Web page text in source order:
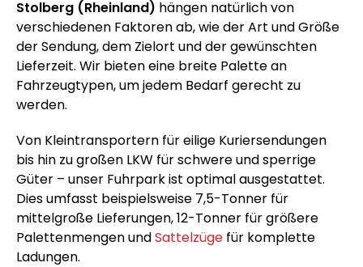
Stolberg (Rheinland) hängen natürlich von
verschiedenen Faktoren ab, wie der Art und Größe
der Sendung, dem Zielort und der gewünschten
Lieferzeit. Wir bieten eine breite Palette an
Fahrzeugtypen, um jedem Bedarf gerecht zu
werden.
Von Kleintransportern für eilige Kuriersendungen
bis hin zu großen LKW für schwere und sperrige
Güter – unser Fuhrpark ist optimal ausgestattet.
Dies umfasst beispielsweise 7,5-Tonner für
mittelgroße Lieferungen, 12-Tonner für größere
Palettenmengen undSattelzüge für komplette
Ladungen.